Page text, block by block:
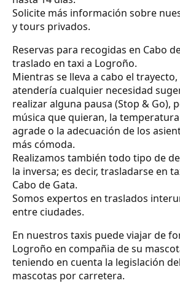
Solicite más información sobre
y tours privados.
Reservas para recogidas en Cabo
traslado en taxi a Logroño.
Mientras se lleva a cabo el
atendería cualquier necesidad
realizar alguna pausa (Stop & Go),
música que quieran, la
agrade o la adecuación de los
más cómoda.
Realizamos también todo tipo de
la inversa; es decir, trasladarse en
Cabo de Gata.
Somos expertos en traslados
entre ciudades.
En nuestros taxis puede viajar de
Logroño en compañia de su
teniendo en cuenta la legislación
mascotas por carretera.